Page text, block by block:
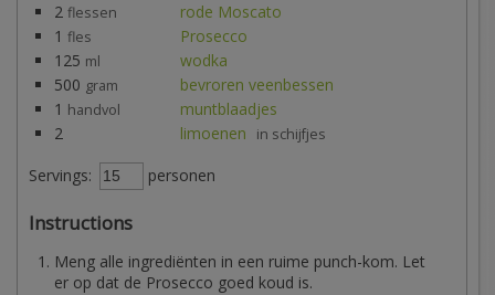
2 flessen
rode Moscato
1 fles
Prosecco
125 ml
wodka
500 gram
bevroren veenbessen
1 handvol
muntblaadjes
2
limoenen in schijfjes
Servings: personen
Instructions
Meng alle ingrediënten in een ruime punch-kom. Let
er op dat de Prosecco goed koud is.